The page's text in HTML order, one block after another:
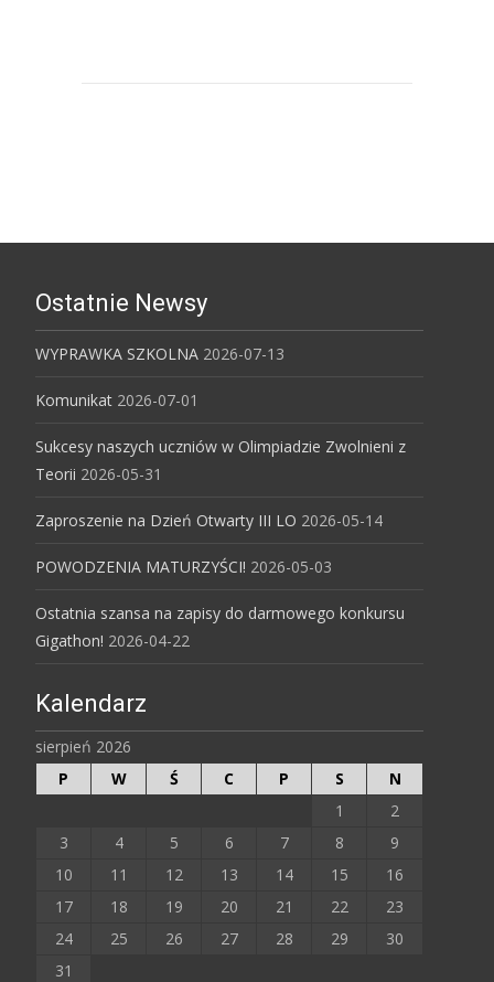
Ostatnie Newsy
WYPRAWKA SZKOLNA 2026-07-13
Komunikat 2026-07-01
Sukcesy naszych uczniów w Olimpiadzie Zwolnieni z
Teorii 2026-05-31
Zaproszenie na Dzień Otwarty III LO 2026-05-14
POWODZENIA MATURZYŚCI! 2026-05-03
Ostatnia szansa na zapisy do darmowego konkursu
Gigathon! 2026-04-22
Kalendarz
sierpień 2026
P
W Ś C P S
N
1
2
3
4 5 6 7 8
9
10
11 12 13 14 15
16
17
18 19 20 21 22
23
24
25 26 27 28 29
30
31